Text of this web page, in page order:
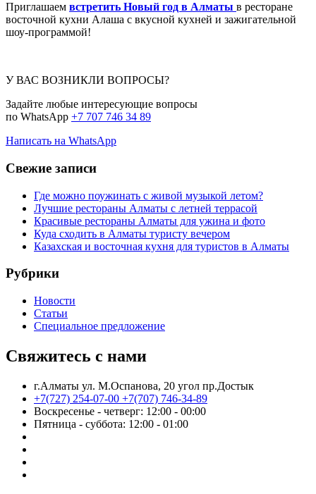
Приглашаем встретить Новый год в Алматы в ресторане
восточной кухни Алаша с вкусной кухней и зажигательной
шоу-программой!
У ВАС ВОЗНИКЛИ ВОПРОСЫ?
Задайте любые интересующие вопросы
по WhatsApp +7 707 746 34 89
Написать на WhatsApp
Свежие записи
Где можно поужинать с живой музыкой летом?
Лучшие рестораны Алматы с летней террасой
Красивые рестораны Алматы для ужина и фото
Куда сходить в Алматы туристу вечером
Казахская и восточная кухня для туристов в Алматы
Рубрики
Новости
Статьи
Cпециальное предложение
Свяжитесь с нами
г.Алматы ул. М.Оспанова, 20 угол пр.Достык
+7(727) 254-07-00 +7(707) 746-34-89
Воскресенье - четверг: 12:00 - 00:00
Пятница - суббота: 12:00 - 01:00